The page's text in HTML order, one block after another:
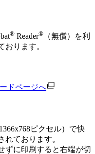
® Reader® （無償）を利
おります。
ドページへ
ピクセル）で快
ております。
ずに印刷すると右端が切